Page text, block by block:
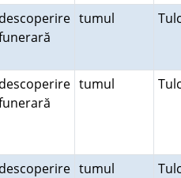
descoperire tumul
descoperire tumul
descoperire tumul